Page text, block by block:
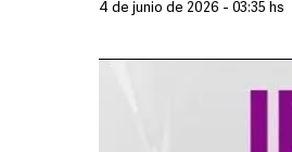
4 de junio de 2026 - 03:35 hs